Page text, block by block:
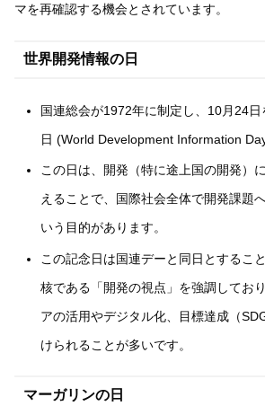
マを再確認する機会とされています。
世界開発情報の日
国連総会が1972年に制定し、10月24
日 (World Development Information
この日は、開発（特に途上国の開発）
えることで、国際社会全体で開発課題
いう目的があります。
この記念日は国連デーと同日とするこ
核である「開発の視点」を強調してお
アの活用やデジタル化、目標達成（
けられることが多いです。
マーガリンの日